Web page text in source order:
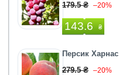
179.5 ₴ –20%
143.6 ₴
Персик Харнас
279.5 ₴ –20%